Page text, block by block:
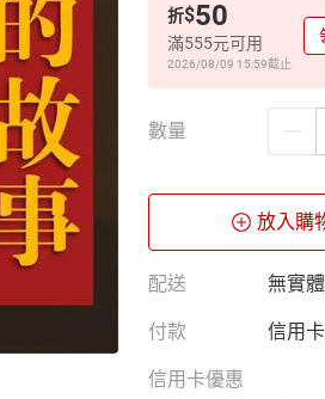
折$50
滿555元可用
2026/08/09 15:59截止
數量
放入購
配送 無實
付款 信用
信用卡優惠